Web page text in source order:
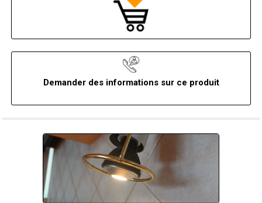
Demander des informations sur ce produit